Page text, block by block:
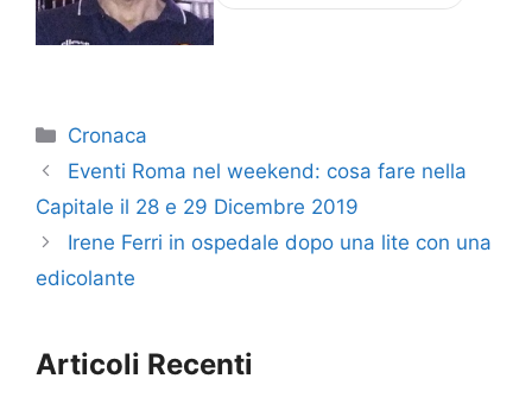
Categorie
Cronaca
Eventi Roma nel weekend: cosa fare nella
Capitale il 28 e 29 Dicembre 2019
Irene Ferri in ospedale dopo una lite con una
edicolante
Articoli Recenti